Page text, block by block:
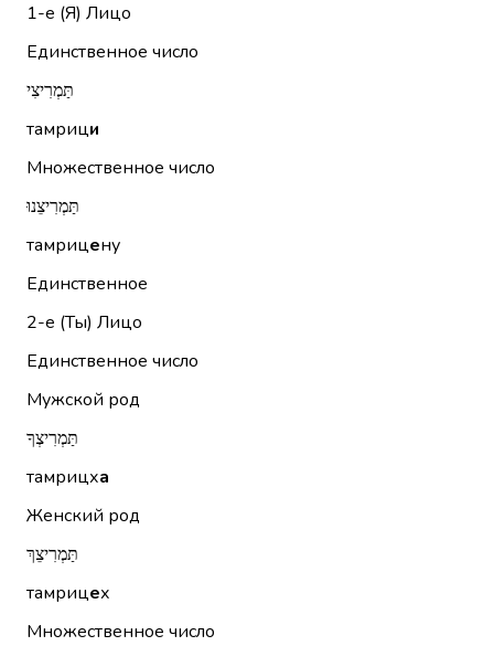
1-е (Я) Лицо
Единственное число
תַּמְרִיצִי
тамрици
Множественное число
תַּמְרִיצֵנוּ
тамрицену
Единственное
2-е (Ты) Лицо
Единственное число
Мужской род
תַּמְרִיצְךָ
тамрицха
Женский род
תַּמְרִיצֵךְ
тамрицех
Множественное число